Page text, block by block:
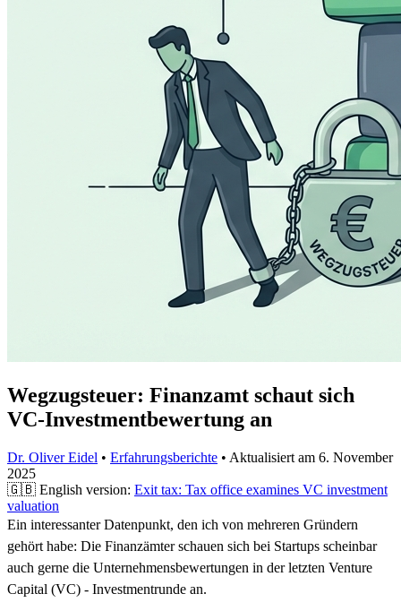
Wegzugsteuer: Finanzamt schaut sich
VC-Investmentbewertung an
Dr. Oliver Eidel • Erfahrungsberichte • Aktualisiert am 6. November
2025
🇬🇧 English version: Exit tax: Tax office examines VC investment
valuation
Ein interessanter Datenpunkt, den ich von mehreren Gründern
gehört habe: Die Finanzämter schauen sich bei Startups scheinbar
auch gerne die Unternehmensbewertungen in der letzten Venture
Capital (VC) - Investmentrunde an.